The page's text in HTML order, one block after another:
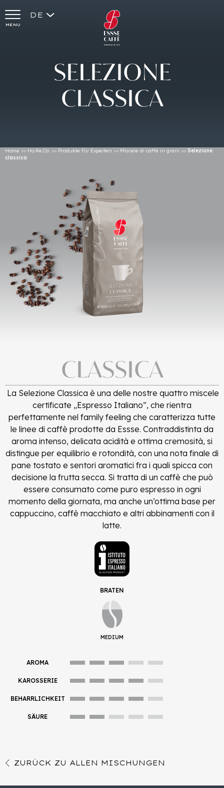
MENU
DE
SELEZIONE
CLASSICA
Home >> Ho.Re.Ca. >> Produkte fūr Experten >> Miscele di caffè in grani >> Selezione
classica
CLASSICA
La Selezione Classica è una delle nostre quattro miscele
certificate „Espresso Italiano”, che rientra
perfettamente nel family feeling che caratterizza tutte
le linee di caffè prodotte da Essse. Contraddistinta da
aroma intenso, delicata acidità e ottima cremosità, si
distingue per equilibrio e rotondità, con una nota finale di
pane tostato e sentori aromatici fra i quali spicca con
decisione la frutta secca. Si tratta di un caffè che può
essere consumato come puro espresso in ogni
momento della giornata, ma anche un’ottima base per
cappuccino, caffè macchiato e altri abbinamenti con il
latte.
BRATEN
MEDIUM
AROMA
KAROSSERIE
BEHARRLICHKEIT
SÄURE
ZURÜCK ZU ALLEN MISCHUNGEN